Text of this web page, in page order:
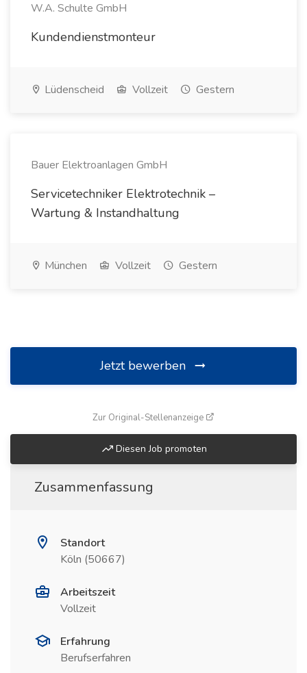
W.A. Schulte GmbH
Kundendienstmonteur
Lüdenscheid Vollzeit Gestern
Bauer Elektroanlagen GmbH
Servicetechniker Elektrotechnik –
Wartung & Instandhaltung
München Vollzeit Gestern
Jetzt bewerben
Zur Original-Stellenanzeige
Diesen Job promoten
Zusammenfassung
Standort
Köln (50667)
Arbeitszeit
Vollzeit
Erfahrung
Berufserfahren